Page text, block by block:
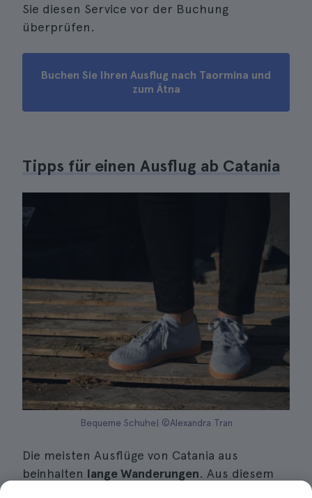
Sie diesen Service vor der Buchung
überprüfen.
Buchen Sie Ihren Ausflug nach Taormina und
zum Ätna
Tipps für einen Ausflug ab Catania
Bequeme Schuhe| ©Alexandra Tran
Die meisten Ausflüge von Catania aus
beinhalten lange Wanderungen. Aus diesem